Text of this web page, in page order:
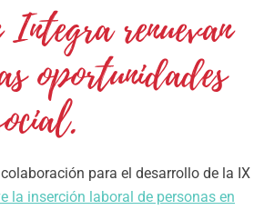
renuevan
oportunidades
para el desarrollo de la IX
la inserción laboral de personas en